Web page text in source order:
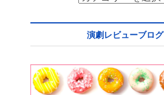
演劇レビューブログ